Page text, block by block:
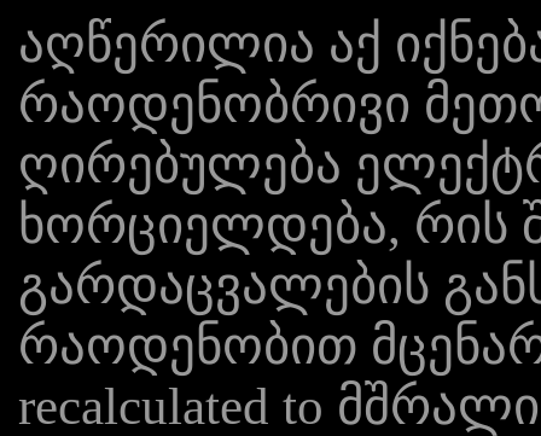
აღწერილია აქ
რაოდენობრივი
ღირებულება
ხორციელდება, რის
გარდაცვალების
რაოდენობით
recalculated to